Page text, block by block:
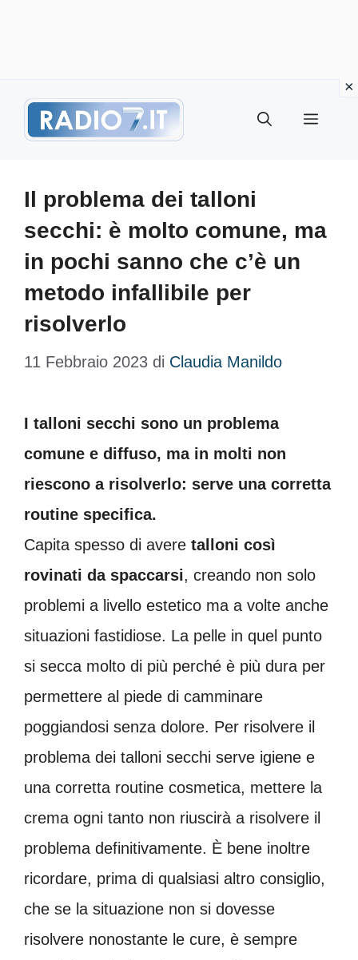
Menu
Il problema dei talloni
secchi: è molto comune, ma
in pochi sanno che c’è un
metodo infallibile per
risolverlo
11 Febbraio 2023 di Claudia Manildo
I talloni secchi sono un problema
comune e diffuso, ma in molti non
riescono a risolverlo: serve una corretta
routine specifica.
Capita spesso di avere talloni così
rovinati da spaccarsi, creando non solo
problemi a livello estetico ma a volte anche
situazioni fastidiose. La pelle in quel punto
si secca molto di più perché è più dura per
permettere al piede di camminare
poggiandosi senza dolore. Per risolvere il
problema dei talloni secchi serve igiene e
una corretta routine cosmetica, mettere la
crema ogni tanto non riuscirà a risolvere il
problema definitivamente. È bene inoltre
ricordare, prima di qualsiasi altro consiglio,
che se la situazione non si dovesse
risolvere nonostante le cure, è sempre